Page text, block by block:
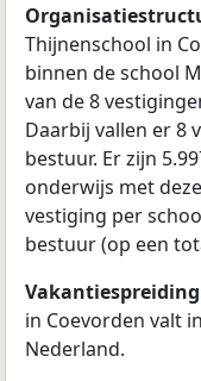
Thijnenschool in
binnen de school
van de 8
Daarbij vallen er 8
bestuur. Er zijn
onderwijs met
vestiging per
bestuur (op een
in Coevorden valt
Nederland.